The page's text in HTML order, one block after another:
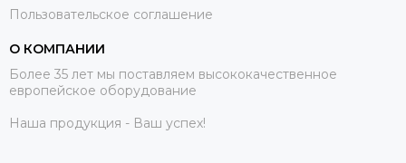
Пользовательское соглашение
О КОМПАНИИ
Более 35 лет мы поставляем высококачественное
европейское оборудование
Наша продукция - Ваш успех!